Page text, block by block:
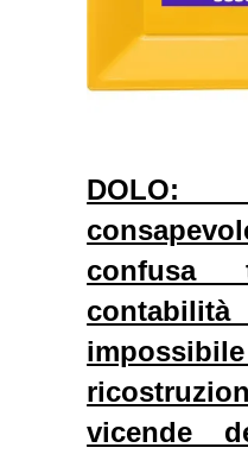
confusa
vicende